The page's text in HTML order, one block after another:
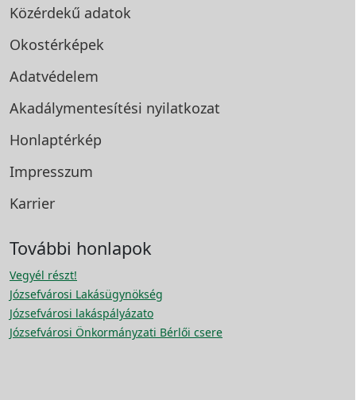
Közérdekű adatok
Okostérképek
Adatvédelem
Akadálymentesítési nyilatkozat
Honlaptérkép
Impresszum
Karrier
További honlapok
Vegyél részt!
Józsefvárosi Lakásügynökség
Józsefvárosi lakáspályázato
Józsefvárosi Önkormányzati Bérlői csere